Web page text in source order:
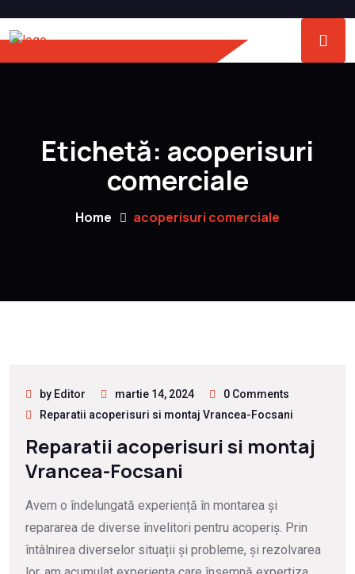
Etichetă: acoperisuri
comerciale
Home acoperisuri comerciale
by Editor martie 14, 2024
0 Comments
Reparatii acoperisuri si montaj Vrancea-Focsani
Reparatii acoperisuri si montaj
Vrancea-Focsani
Avem o îndelungată experiență în montarea și
repararea de diverse învelitori pentru acoperiș. Prin
întâlnirea diverselor situații și probleme, și rezolvarea